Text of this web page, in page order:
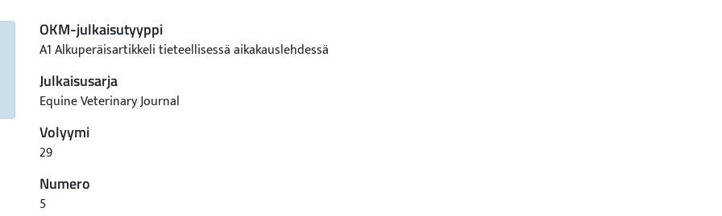
OKM-julkaisutyyppi
A1 Alkuperäisartikkeli tieteellisessä aikakauslehdessä
Julkaisusarja
Equine Veterinary Journal
Volyymi
29
Numero
5